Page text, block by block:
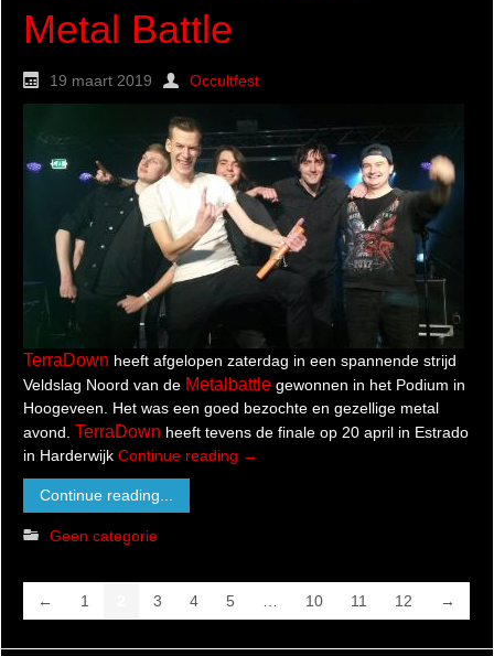
Metal Battle
19 maart 2019 Occultfest
TerraDown heeft afgelopen zaterdag in een spannende strijd
Veldslag Noord van de Metalbattle gewonnen in het Podium in
Hoogeveen. Het was een goed bezochte en gezellige metal
avond. TerraDown heeft tevens de finale op 20 april in Estrado
in Harderwijk Continue reading →
Continue reading...
Geen categorie
← 1 3 4 5 10 11 12 →